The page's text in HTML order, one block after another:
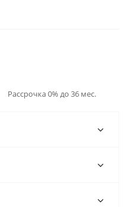
Рассрочка 0% до 36 мес.